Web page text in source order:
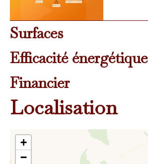
Surfaces
Efficacité énergétique
Financier
Localisation
+
−